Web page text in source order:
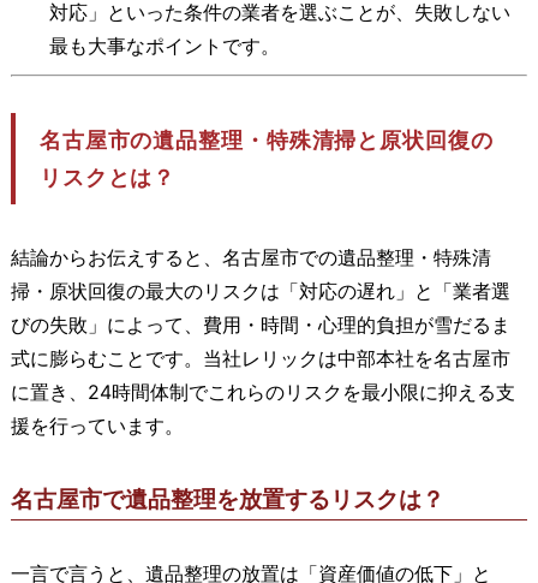
対応」といった条件の業者を選ぶことが、失敗しない
最も大事なポイントです。
名古屋市の遺品整理・特殊清掃と原状回復の
リスクとは？
結論からお伝えすると、名古屋市での遺品整理・特殊清
掃・原状回復の最大のリスクは「対応の遅れ」と「業者選
びの失敗」によって、費用・時間・心理的負担が雪だるま
式に膨らむことです。当社レリックは中部本社を名古屋市
に置き、24時間体制でこれらのリスクを最小限に抑える支
援を行っています。
名古屋市で遺品整理を放置するリスクは？
一言で言うと、遺品整理の放置は「資産価値の低下」と